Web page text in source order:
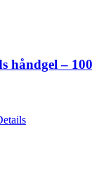
håndgel –